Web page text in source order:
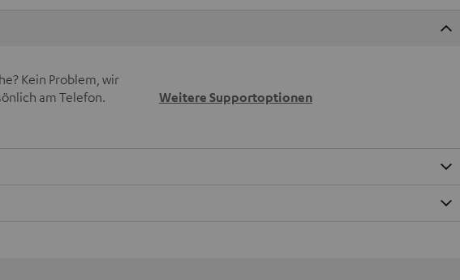
Kein Problem, wir
am Telefon.
Weitere Supportoptionen